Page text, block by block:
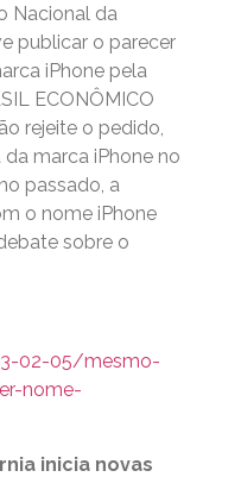
Nacional da
publicar o parecer
iPhone pela
ECONÔMICO
rejeite o pedido,
marca iPhone no
passado, a
o nome iPhone
sobre o
02-05/mesmo-
nome-
inicia novas